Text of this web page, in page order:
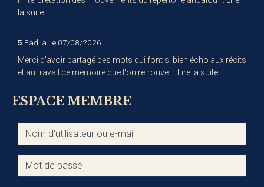
la suite
5 Fadila Le 07/08/2026
Merci d'avoir partagé ces mots qui font si bien écho aux récits
et au travail de mémoire que l'on retrouve ... Lire la suite
ESPACE MEMBRE